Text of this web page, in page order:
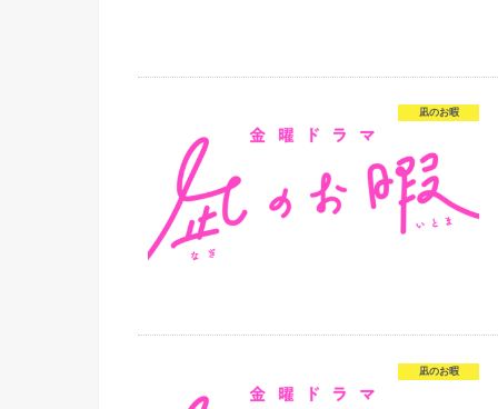
凪のお暇
凪のお暇